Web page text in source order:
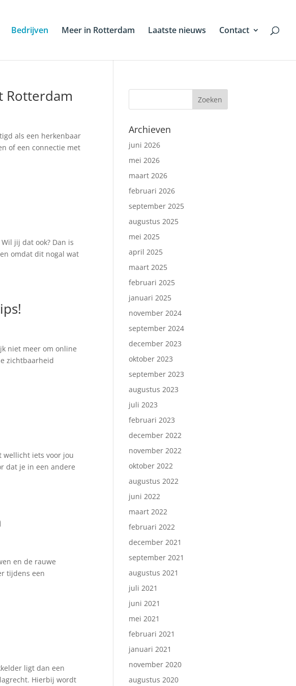
Bedrijven Meer in Rotterdam Laatste nieuws Contact
Rotterdam
als een herkenbaar
of een connectie met
jij dat ook? Dan is
omdat dit nogal wat
niet meer om online
zichtbaarheid
wellicht iets voor jou
dat je in een andere
en de rauwe
tijdens een
ligt dan een
Hierbij wordt
Archieven
juni 2026
mei 2026
maart 2026
februari 2026
september 2025
augustus 2025
mei 2025
april 2025
maart 2025
februari 2025
januari 2025
november 2024
september 2024
december 2023
oktober 2023
september 2023
augustus 2023
juli 2023
februari 2023
december 2022
november 2022
oktober 2022
augustus 2022
juni 2022
maart 2022
februari 2022
december 2021
september 2021
augustus 2021
juli 2021
juni 2021
mei 2021
februari 2021
januari 2021
november 2020
augustus 2020